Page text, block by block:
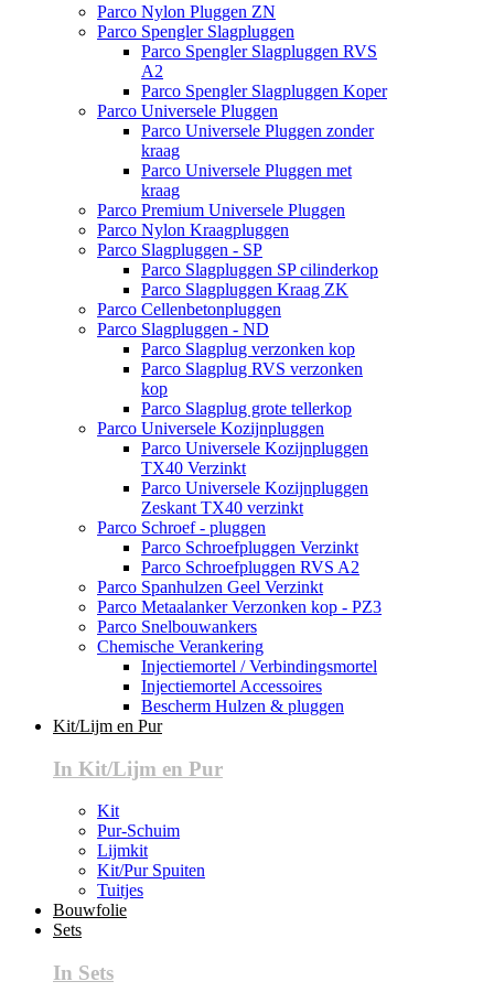
Parco Nylon Pluggen ZN
Parco Spengler Slagpluggen
Parco Spengler Slagpluggen RVS
A2
Parco Spengler Slagpluggen Koper
Parco Universele Pluggen
Parco Universele Pluggen zonder
kraag
Parco Universele Pluggen met
kraag
Parco Premium Universele Pluggen
Parco Nylon Kraagpluggen
Parco Slagpluggen - SP
Parco Slagpluggen SP cilinderkop
Parco Slagpluggen Kraag ZK
Parco Cellenbetonpluggen
Parco Slagpluggen - ND
Parco Slagplug verzonken kop
Parco Slagplug RVS verzonken
kop
Parco Slagplug grote tellerkop
Parco Universele Kozijnpluggen
Parco Universele Kozijnpluggen
TX40 Verzinkt
Parco Universele Kozijnpluggen
Zeskant TX40 verzinkt
Parco Schroef - pluggen
Parco Schroefpluggen Verzinkt
Parco Schroefpluggen RVS A2
Parco Spanhulzen Geel Verzinkt
Parco Metaalanker Verzonken kop - PZ3
Parco Snelbouwankers
Chemische Verankering
Injectiemortel / Verbindingsmortel
Injectiemortel Accessoires
Bescherm Hulzen & pluggen
Kit/Lijm en Pur
In Kit/Lijm en Pur
Kit
Pur-Schuim
Lijmkit
Kit/Pur Spuiten
Tuitjes
Bouwfolie
Sets
In Sets